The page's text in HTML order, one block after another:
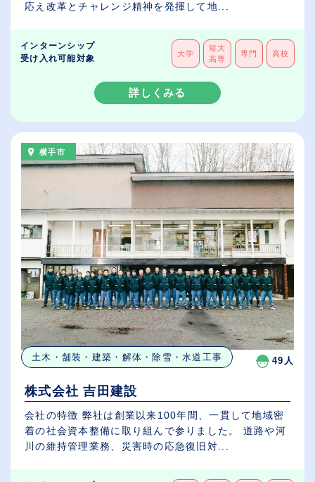
応え改革とチャレンジ精神を発揮して地...
インターンシップ
受け入れ可能対象
大学
短大
高専
専門 高校
詳しくみる
横手市
土木・舗装・建築・解体・除雪・水道工事 49人
株式会社 吉田建設
会社の特徴 弊社は創業以来100年間、一貫して地域密
着の社会資本整備に取り組んで参りました。 道路や河
川の維持管理業務、災害時の応急復旧対...